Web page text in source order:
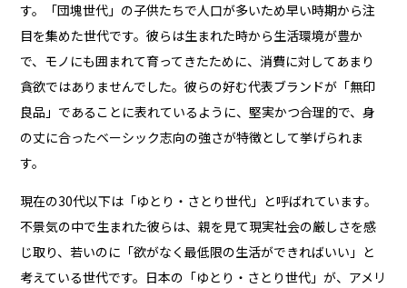
す。「団塊世代」の子供たちで人口が多いため早い時期から注
目を集めた世代です。彼らは生まれた時から生活環境が豊か
で、モノにも囲まれて育ってきたために、消費に対してあまり
貪欲ではありませんでした。彼らの好む代表ブランドが「無印
良品」であることに表れているように、堅実かつ合理的で、身
の丈に合ったベーシック志向の強さが特徴として挙げられま
す。
現在の30代以下は「ゆとり・さとり世代」と呼ばれています。
不景気の中で生まれた彼らは、親を見て現実社会の厳しさを感
じ取り、若いのに「欲がなく最低限の生活ができればいい」と
考えている世代です。日本の「ゆとり・さとり世代」が、アメリ